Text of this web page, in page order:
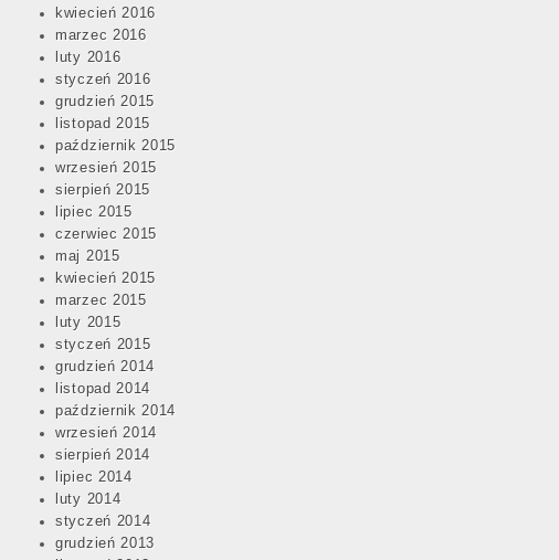
kwiecień 2016
marzec 2016
luty 2016
styczeń 2016
grudzień 2015
listopad 2015
październik 2015
wrzesień 2015
sierpień 2015
lipiec 2015
czerwiec 2015
maj 2015
kwiecień 2015
marzec 2015
luty 2015
styczeń 2015
grudzień 2014
listopad 2014
październik 2014
wrzesień 2014
sierpień 2014
lipiec 2014
luty 2014
styczeń 2014
grudzień 2013